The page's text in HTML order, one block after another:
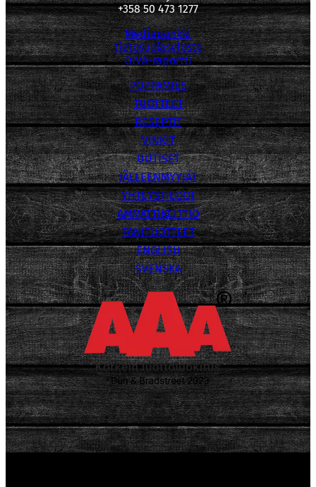
+358 50 473 1277
Mediapankki
tietosuojaseloste
OIVA-raportti
POPPAMIES
TUOTTEET
RESEPTIT
VINKIT
UUTISET
JÄLLEENMYYJÄT
YHTEYSTIEDOT
AMMATTIKEITTIÖ
FANITUOTTEET
ENGLISH
SVENSKA